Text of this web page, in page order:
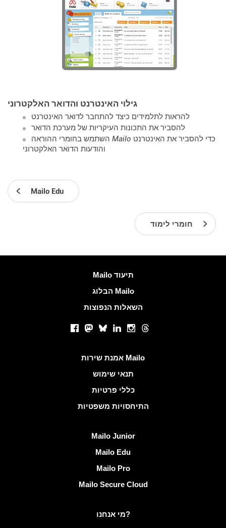
גילוי האינטרנט והדואר האלקטרוני
להראות לתלמידים כיצד להתחבר לדואר האינטרנט
להסביר את התכונות העיקריות של מערכת הדואר
Mailo
והודעות הדואר האלקטרוני
Mailo Edu
חומרי לימוד
Mailo תיעוד
הבלוג Mailo
השאלות הנפוצות
Facebook
Mastodon
BlueskyLinkedInInstagram
Threads
אמנת שירות Mailo
תנאי שימוש
כללי פרטיות
התיחסויות משפטיות
Mailo Junior
Mailo Edu
Mailo Pro
Mailo Secure Cloud
מי אנחנו?